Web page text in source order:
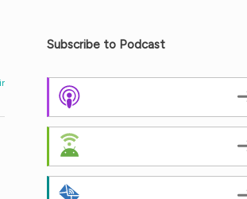
Subscribe to Podcast